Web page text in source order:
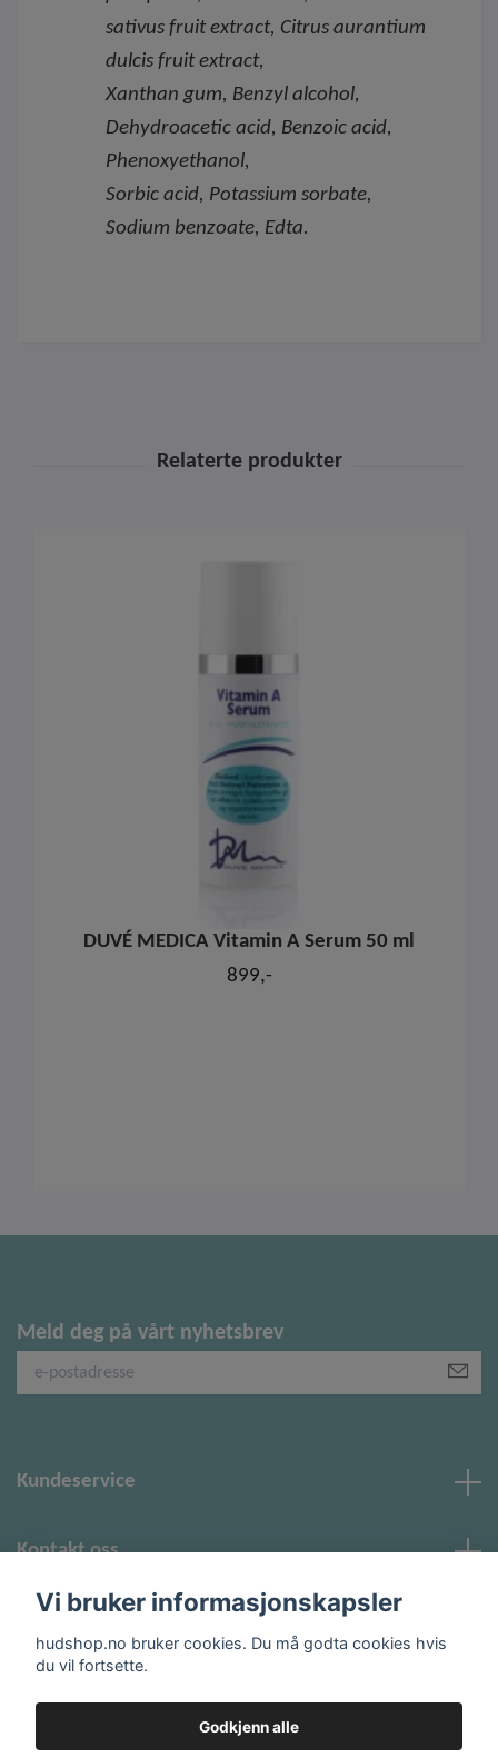
sativus fruit extract, Citrus aurantium
dulcis fruit extract,
Xanthan gum, Benzyl alcohol,
Dehydroacetic acid, Benzoic acid,
Phenoxyethanol,
Sorbic acid, Potassium sorbate,
Sodium benzoate, Edta.
DUVÉ MEDICA Vitamin A Serum 50 ml
899,-
Meld deg på vårt nyhetsbrev
Kundeservice
Kontakt oss
Vi bruker informasjonskapsler
hudshop.no bruker cookies. Du må godta cookies hvis
du vil fortsette.
Godkjenn alle